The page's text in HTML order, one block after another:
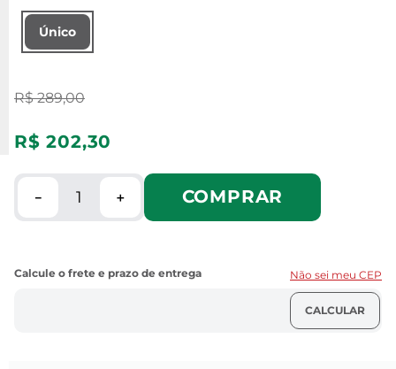
Único
R$ 289,00
R$ 202,30
＋
－ COMPRAR
Não sei meu CEP